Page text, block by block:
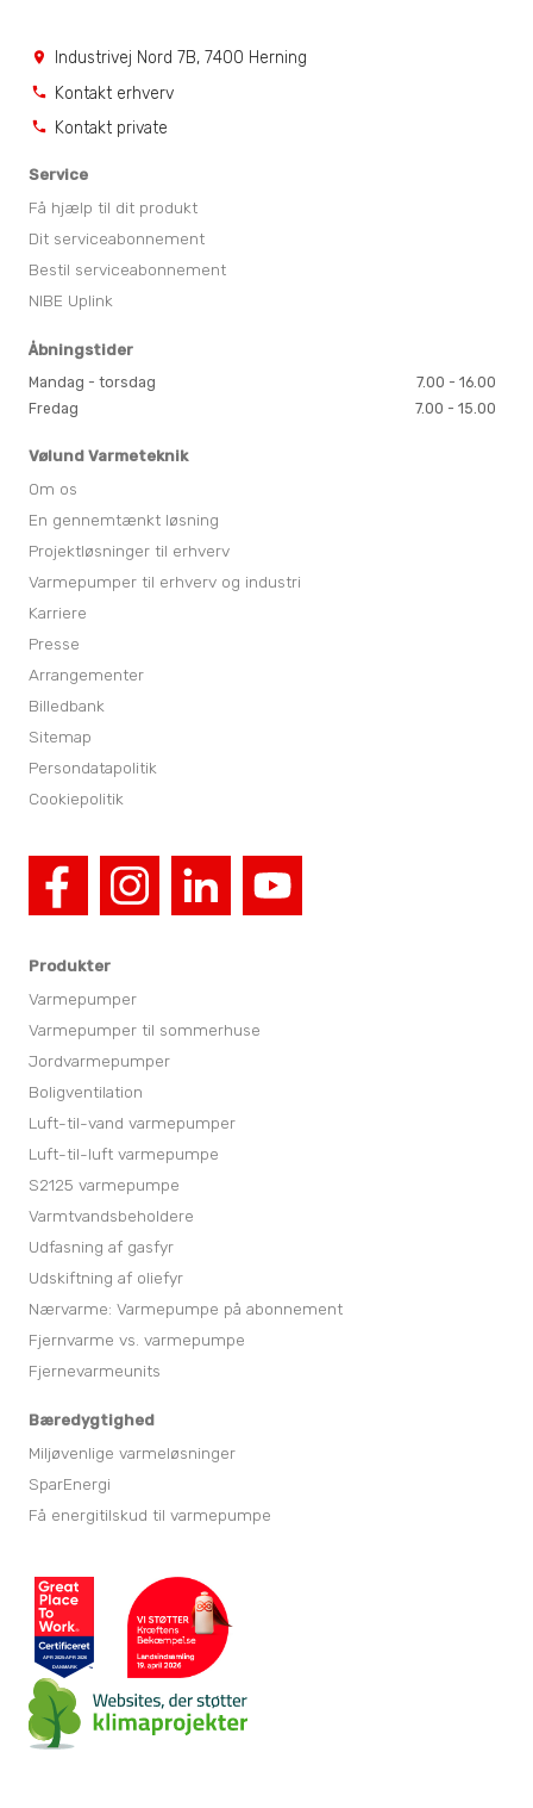
location_on Industrivej Nord 7B, 7400 Herning
phone Kontakt erhverv
phone Kontakt private
Produkter
Varmepumper
Varmepumper til sommerhuse
Jordvarmepumper
Boligventilation
Luft-til-vand varmepumper
Luft-til-luft varmepumpe
S2125 varmepumpe
Varmtvandsbeholdere
Udfasning af gasfyr
Udskiftning af oliefyr
Nærvarme: Varmepumpe på abonnement
Fjernvarme vs. varmepumpe
Fjernevarmeunits
Bæredygtighed
Miljøvenlige varmeløsninger
SparEnergi
Få energitilskud til varmepumpe
Service
Få hjælp til dit produkt
Dit serviceabonnement
Bestil serviceabonnement
NIBE Uplink
Åbningstider
Mandag - torsdag
7.00 - 16.00
Fredag
7.00 - 15.00
Vølund Varmeteknik
Om os
En gennemtænkt løsning
Projektløsninger til erhverv
Varmepumper til erhverv og industri
Karriere
Presse
Arrangementer
Billedbank
Sitemap
Persondatapolitik
Cookiepolitik